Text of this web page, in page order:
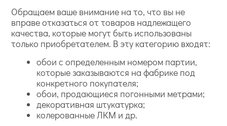
Обращаем ваше внимание на то, что вы не
вправе отказаться от товаров надлежащего
качества, которые могут быть использованы
только приобретателем. В эту категорию входят:
обои с определенным номером партии,
которые заказываются на фабрике под
конкретного покупателя;
обои, продающиеся погонными метрами;
декоративная штукатурка;
колерованные ЛКМ и др.